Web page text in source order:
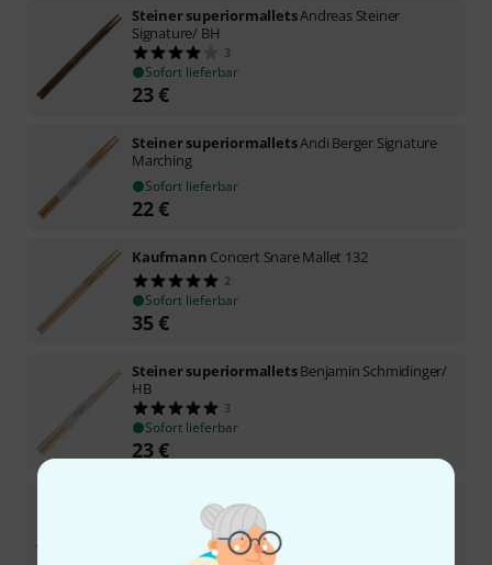
Steiner superiormalletsAndreas Steiner
Signature/ BH
3
Sofort lieferbar
23€
Steiner superiormalletsAndi Berger Signature
Marching
Sofort lieferbar
22€
Kaufmann Concert Snare Mallet 132
2
Sofort lieferbar
35€
Steiner superiormalletsBenjamin Schmidinger/
HB
3
Sofort lieferbar
23€
Sofort lieferbar